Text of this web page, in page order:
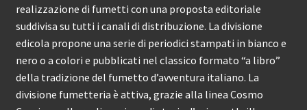
realizzazione di fumetti con una proposta editoriale
suddivisa su tutti i canali di distribuzione. La divisione
edicola propone una serie di periodici stampati in bianco e
nero o a colori e pubblicati nel classico formato “a libro”
della tradizione del fumetto d’avventura italiano. La
divisione fumetteria è attiva, grazie alla linea Cosmo